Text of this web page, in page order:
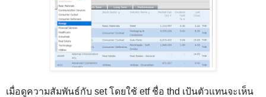
เมื่อดูความสัมพันธ์กับ set โดยใช้ etf ชื่อ thd เป้นตัวแทนจะเห็น